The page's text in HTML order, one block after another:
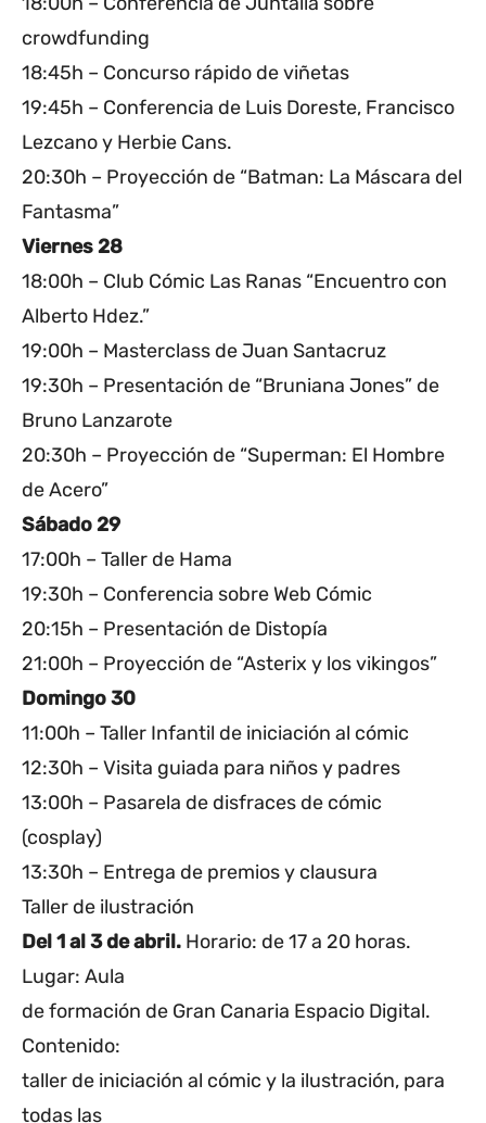
crowdfunding
18:45h – Concurso rápido de viñetas
19:45h – Conferencia de Luis Doreste, Francisco
Lezcano y Herbie Cans.
20:30h – Proyección de “Batman: La Máscara del
Fantasma”
Viernes 28
18:00h – Club Cómic Las Ranas “Encuentro con
Alberto Hdez.”
19:00h – Masterclass de Juan Santacruz
19:30h – Presentación de “Bruniana Jones” de
Bruno Lanzarote
20:30h – Proyección de “Superman: El Hombre
de Acero”
Sábado 29
17:00h – Taller de Hama
19:30h – Conferencia sobre Web Cómic
20:15h – Presentación de Distopía
21:00h – Proyección de “Asterix y los vikingos”
Domingo 30
11:00h – Taller Infantil de iniciación al cómic
12:30h – Visita guiada para niños y padres
13:00h – Pasarela de disfraces de cómic
(cosplay)
13:30h – Entrega de premios y clausura
Taller de ilustración
Del 1 al 3 de abril. Horario: de 17 a 20 horas.
Lugar: Aula
de formación de Gran Canaria Espacio Digital.
Contenido:
taller de iniciación al cómic y la ilustración, para
todas las